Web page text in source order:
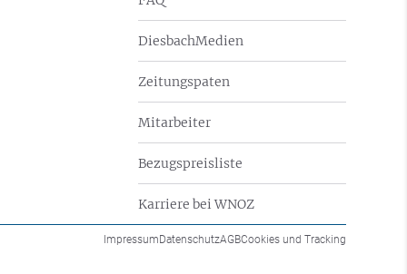
DiesbachMedien
Zeitungspaten
Mitarbeiter
Bezugspreisliste
Karriere bei WNOZ
ImpressumDatenschutzAGBCookies und Tracking